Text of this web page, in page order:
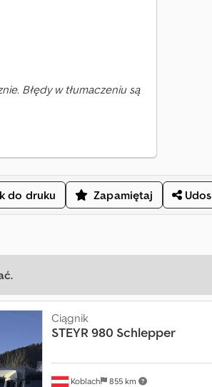
Błędy w tłumaczeniu są
do druku Zapamiętaj
Koblach 855 km
Ciągnik
STEYR 980 Schlepper